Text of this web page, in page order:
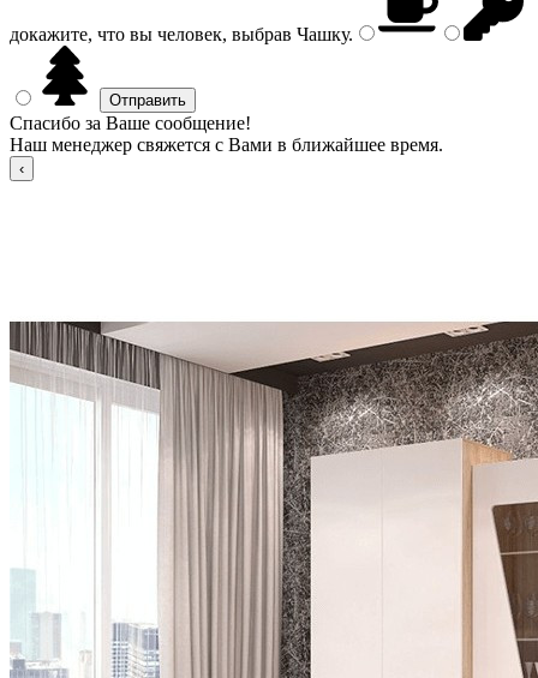
докажите, что вы человек, выбрав Чашку.
Спасибо за Ваше сообщение!
Наш менеджер свяжется с Вами в ближайшее время.